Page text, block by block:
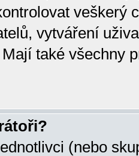
veškerý
vytváření
také všechny
(nebo